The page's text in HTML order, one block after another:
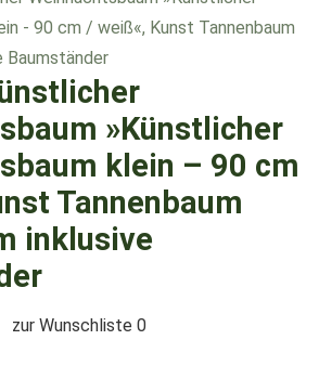
»Künstlicher
klein – 90 cm
Tannenbaum
inklusive
zur Wunschliste 0